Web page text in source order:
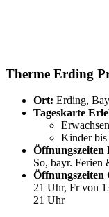
Therme Erding
Ort: Erding,
Tageskarte
Kinder bis
Öffnungszeiten
So, bayr. Ferien
Öffnungszeiten
21 Uhr, Fr von
21 Uhr